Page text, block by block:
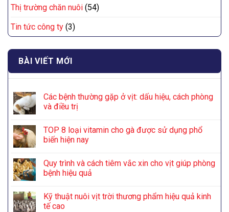
Thị trường chăn nuôi (54)
Tin tức công ty (3)
BÀI VIẾT MỚI
Các bệnh thường gặp ở vịt: dấu hiệu, cách phòng
và điều trị
TOP 8 loại vitamin cho gà được sử dụng phổ
biến hiện nay
Quy trình và cách tiêm vắc xin cho vịt giúp phòng
bệnh hiệu quả
Kỹ thuật nuôi vịt trời thương phẩm hiệu quả kinh
tế cao